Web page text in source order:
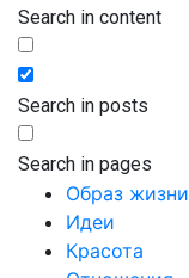
Search in content
Search in posts
Search in pages
Образ жизни
Идеи
Красота